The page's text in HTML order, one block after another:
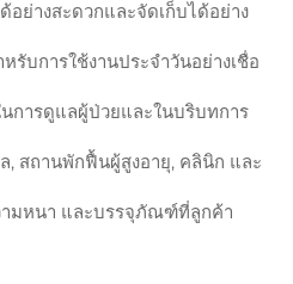
อย่างสะดวกและจัดเก็บได้อย่าง
บการใช้งานประจำวันอย่างเชื่อ
การดูแลผู้ป่วยและในบริบทการ
, สถานพักฟื้นผู้สูงอายุ, คลินิก และ
ามหนา และบรรจุภัณฑ์ที่ลูกค้า